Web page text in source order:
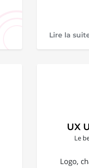
Lire la
UX
Le
Logo,